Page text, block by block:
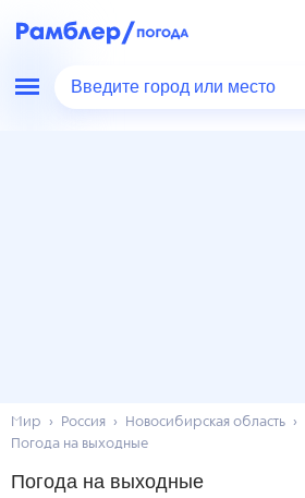
Введите город или место
Мир Россия Новосибирская область
Погода на выходные
Погода на выходные